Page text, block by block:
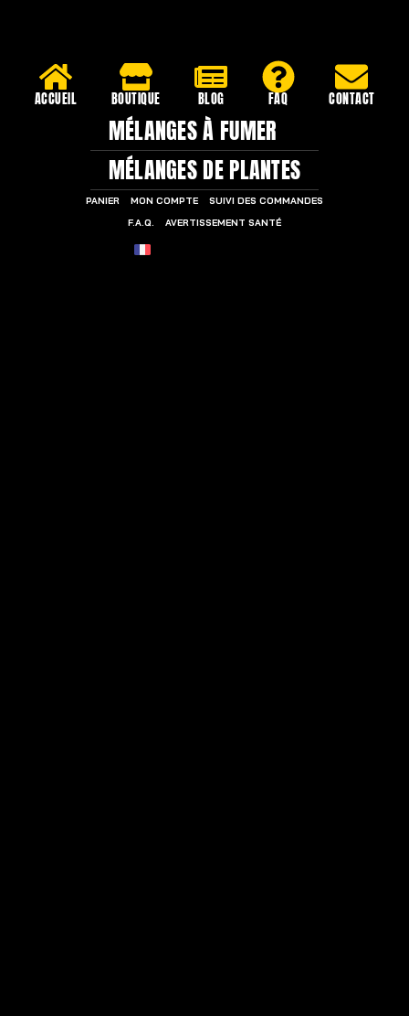
ACCUEIL BOUTIQUE BLOG FAQ CONTACT
MÉLANGES À FUMER
MÉLANGES DE PLANTES
PANIER MON COMPTE
SUIVI DES COMMANDES
F.A.Q.
AVERTISSEMENT SANTÉ